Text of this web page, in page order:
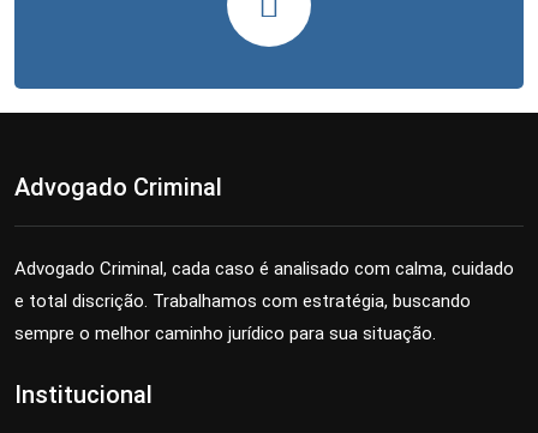
Advogado Criminal
Advogado Criminal, cada caso é analisado com calma, cuidado
e total discrição. Trabalhamos com estratégia, buscando
sempre o melhor caminho jurídico para sua situação.
Institucional